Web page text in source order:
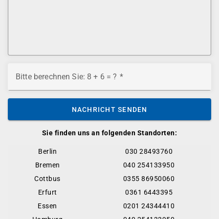
Sie finden uns an folgenden Standorten:
Berlin
030 28493760
Bremen
040 254133950
Cottbus
0355 86950060
Erfurt
0361 6443395
Essen
0201 24344410
Bitte berechnen Sie: 8 + 6 = ?
NACHRICHT SENDEN